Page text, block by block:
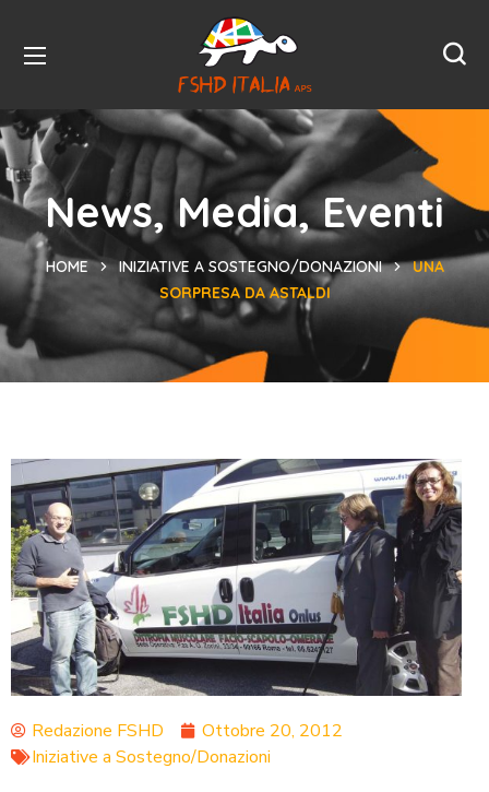
News, Media, Eventi
HOME INIZIATIVE A SOSTEGNO/DONAZIONI
UNA
SORPRESA DA ASTALDI
Redazione FSHD
Ottobre 20, 2012
Iniziative a Sostegno/Donazioni